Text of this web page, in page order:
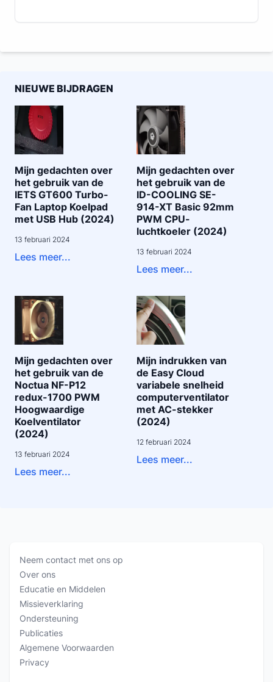
NIEUWE BIJDRAGEN
Mijn gedachten over
het gebruik van de
IETS GT600 Turbo-
Fan Laptop Koelpad
met USB Hub (2024)
13 februari 2024
Lees meer...
Mijn gedachten over
het gebruik van de
ID-COOLING SE-
914-XT Basic 92mm
PWM CPU-
luchtkoeler (2024)
13 februari 2024
Lees meer...
Mijn gedachten over
het gebruik van de
Noctua NF-P12
redux-1700 PWM
Hoogwaardige
Koelventilator
(2024)
13 februari 2024
Lees meer...
Mijn indrukken van
de Easy Cloud
variabele snelheid
computerventilator
met AC-stekker
(2024)
12 februari 2024
Lees meer...
Neem contact met ons op
Over ons
Educatie en Middelen
Missieverklaring
Ondersteuning
Publicaties
Algemene Voorwaarden
Privacy